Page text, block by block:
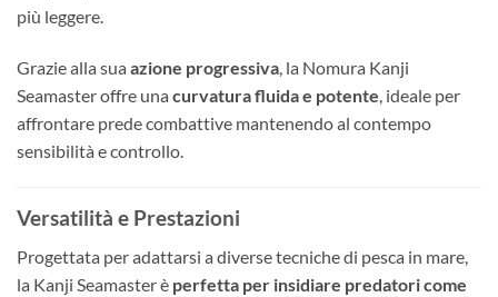
più leggere.
Grazie alla sua azione progressiva , la Nomura Kanji
Seamaster offre una curvatura fluida e potente , ideale per
affrontare prede combattive mantenendo al contempo
sensibilità e controllo.
Versatilità e Prestazioni
Progettata per adattarsi a diverse tecniche di pesca in mare,
la Kanji Seamaster è perfetta per insidiare predatori come